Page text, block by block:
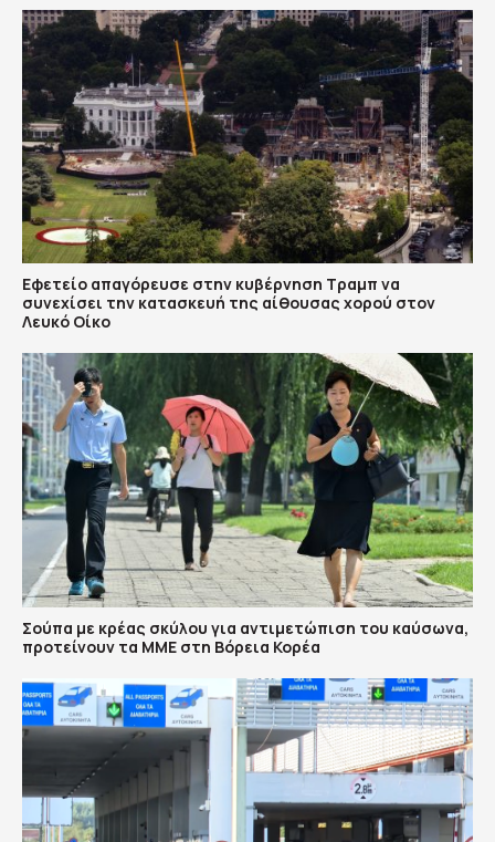
Εφετείο απαγόρευσε στην κυβέρνηση Τραμπ να
συνεχίσει την κατασκευή της αίθουσας χορού στον
Λευκό Οίκο
Σούπα με κρέας σκύλου για αντιμετώπιση του καύσωνα,
προτείνουν τα ΜΜΕ στη Βόρεια Κορέα